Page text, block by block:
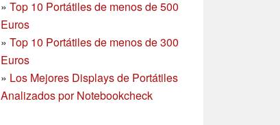
» Top 10 Portátiles de menos de 500
Euros
» Top 10 Portátiles de menos de 300
Euros
» Los Mejores Displays de Portátiles
Analizados por Notebookcheck